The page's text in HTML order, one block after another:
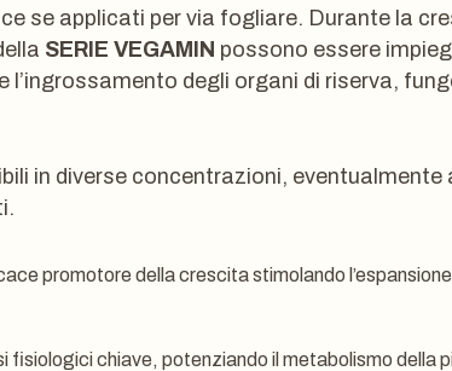
se applicati per via fogliare. Durante la
SERIE VEGAMIN possono essere
l’ingrossamento degli organi di riserva,
in diverse concentrazioni, eventualmente
promotore della crescita stimolando
fisiologici chiave, potenziando il metabolismo della